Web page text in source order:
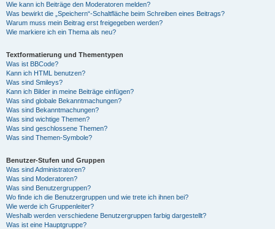
Wie kann ich Beiträge den Moderatoren melden?
Was bewirkt die „Speichern“-Schaltfläche beim Schreiben eines Beitrags?
Warum muss mein Beitrag erst freigegeben werden?
Wie markiere ich ein Thema als neu?
Textformatierung und Thementypen
Was ist BBCode?
Kann ich HTML benutzen?
Was sind Smileys?
Kann ich Bilder in meine Beiträge einfügen?
Was sind globale Bekanntmachungen?
Was sind Bekanntmachungen?
Was sind wichtige Themen?
Was sind geschlossene Themen?
Was sind Themen-Symbole?
Benutzer-Stufen und Gruppen
Was sind Administratoren?
Was sind Moderatoren?
Was sind Benutzergruppen?
Wo finde ich die Benutzergruppen und wie trete ich ihnen bei?
Wie werde ich Gruppenleiter?
Weshalb werden verschiedene Benutzergruppen farbig dargestellt?
Was ist eine Hauptgruppe?